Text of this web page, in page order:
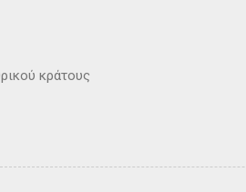
κράτους